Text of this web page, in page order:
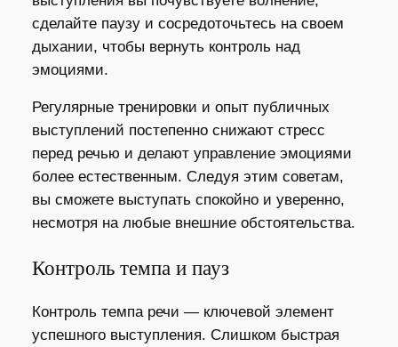
сделайте паузу и сосредоточьтесь на своем
дыхании, чтобы вернуть контроль над
эмоциями.
Регулярные тренировки и опыт публичных
выступлений постепенно снижают стресс
перед речью и делают управление эмоциями
более естественным. Следуя этим советам,
вы сможете выступать спокойно и уверенно,
несмотря на любые внешние обстоятельства.
Контроль темпа и пауз
Контроль темпа речи — ключевой элемент
успешного выступления. Слишком быстрая